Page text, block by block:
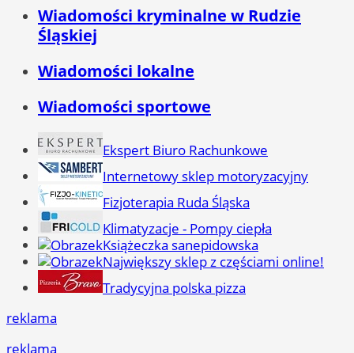
Wiadomości kryminalne w Rudzie
Śląskiej
Wiadomości lokalne
Wiadomości sportowe
Ekspert Biuro Rachunkowe
Internetowy sklep motoryzacyjny
Fizjoterapia Ruda Śląska
Klimatyzacje - Pompy ciepła
Książeczka sanepidowska
Największy sklep z częściami online!
Tradycyjna polska pizza
reklama
reklama